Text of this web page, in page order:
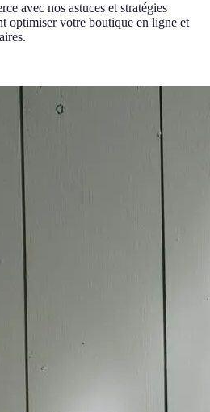
avec nos astuces et stratégies
optimiser votre boutique en ligne et